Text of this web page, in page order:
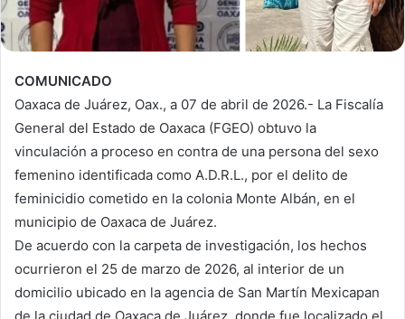
COMUNICADO
Oaxaca de Juárez, Oax., a 07 de abril de 2026.- La Fiscalía
General del Estado de Oaxaca (FGEO) obtuvo la
vinculación a proceso en contra de una persona del sexo
femenino identificada como A.D.R.L., por el delito de
feminicidio cometido en la colonia Monte Albán, en el
municipio de Oaxaca de Juárez.
De acuerdo con la carpeta de investigación, los hechos
ocurrieron el 25 de marzo de 2026, al interior de un
domicilio ubicado en la agencia de San Martín Mexicapan